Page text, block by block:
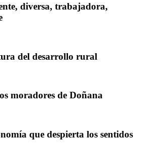
diversa, trabajadora,
del desarrollo rural
moradores de Doñana
que despierta los sentidos